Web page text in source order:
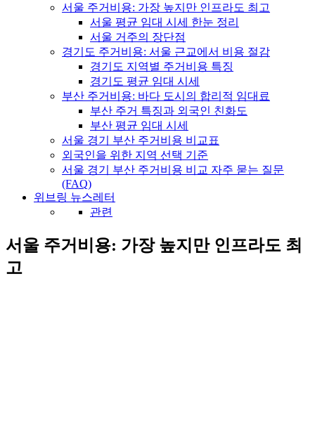
서울 주거비용: 가장 높지만 인프라도 최고
서울 평균 임대 시세 한눈 정리
서울 거주의 장단점
경기도 주거비용: 서울 근교에서 비용 절감
경기도 지역별 주거비용 특징
경기도 평균 임대 시세
부산 주거비용: 바다 도시의 합리적 임대료
부산 주거 특징과 외국인 친화도
부산 평균 임대 시세
서울 경기 부산 주거비용 비교표
외국인을 위한 지역 선택 기준
서울 경기 부산 주거비용 비교 자주 묻는 질문
(FAQ)
위브링 뉴스레터
관련
서울 주거비용: 가장 높지만 인프라도 최
고